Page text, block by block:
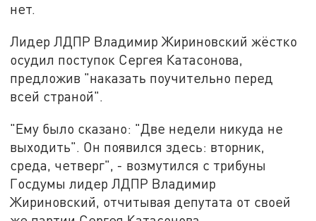
нет.
Лидер ЛДПР Владимир Жириновский жёстко
осудил поступок Сергея Катасонова,
предложив "наказать поучительно перед
всей страной".
"Ему было сказано: "Две недели никуда не
выходить". Он появился здесь: вторник,
среда, четверг", - возмутился с трибуны
Госдумы лидер ЛДПР Владимир
Жириновский, отчитывая депутата от своей